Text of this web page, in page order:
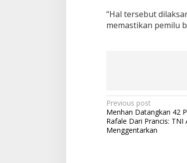
“Hal tersebut
memastikan pemilu
Post
navigation
Previous post
Menhan Datangkan 42
Rafale Dari Prancis: TNI
Menggentarkan